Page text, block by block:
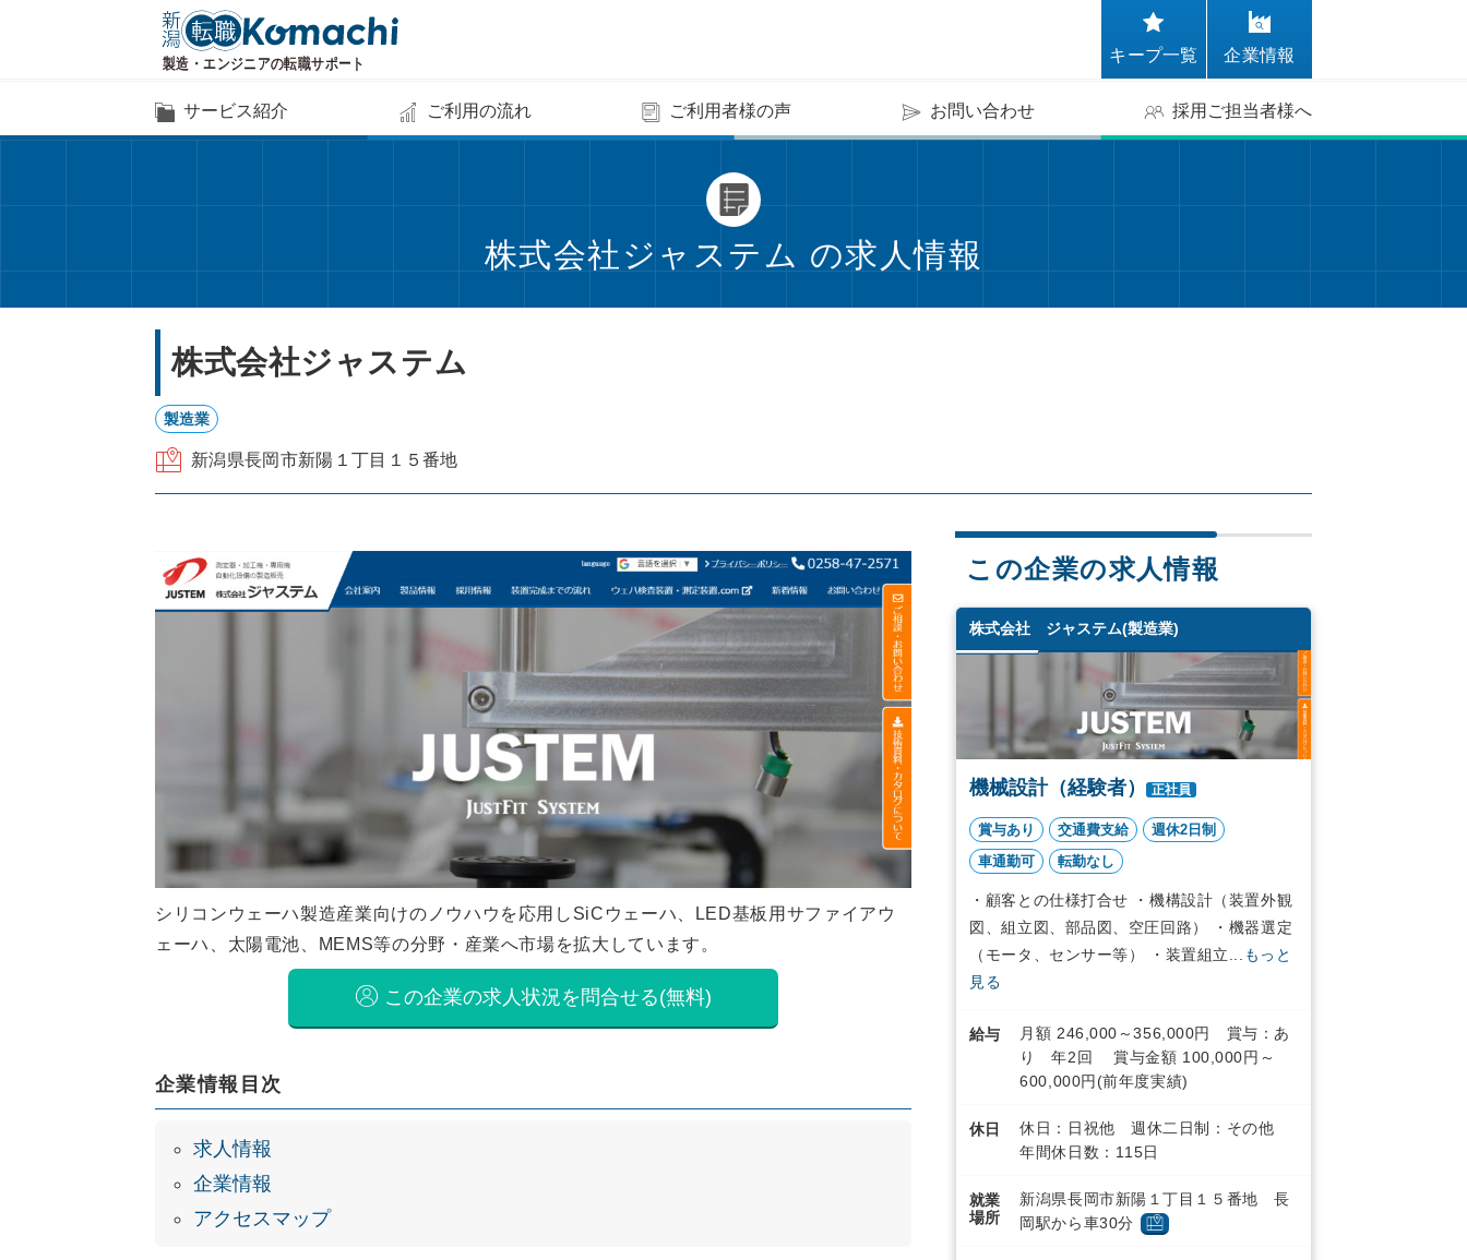
キープ一覧 企業情報
サービス紹介 ご利用の流れ ご利用者様の声 お問い合わせ 採用ご担当者様へ
株式会社ジャステム の求人情報
株式会社ジャステム
製造業
新潟県長岡市新陽１丁目１５番地
シリコンウェーハ製造産業向けのノウハウを応用しSiCウェーハ、LED基板用サファイアウ
ェーハ、太陽電池、MEMS等の分野・産業へ市場を拡大しています。
この企業の求人状況を問合せる(無料)
企業情報目次
求人情報
企業情報
アクセスマップ
この企業の求人情報
株式会社 ジャステム(製造業)
機械設計（経験者） 正社員
賞与あり 交通費支給
週休2日制
車通勤可
転勤なし
・顧客との仕様打合せ ・機構設計（装置外観
図、組立図、部品図、空圧回路） ・機器選定
（モータ、センサー等） ・装置組立...
もっと
見る
給与
月額 246,000～356,000円 賞与：あ
り 年2回 賞与金額 100,000円～
600,000円(前年度実績)
休日
休日：日祝他 週休二日制：その他
年間休日数：115日
就業
場所
新潟県長岡市新陽１丁目１５番地 長
岡駅から車30分